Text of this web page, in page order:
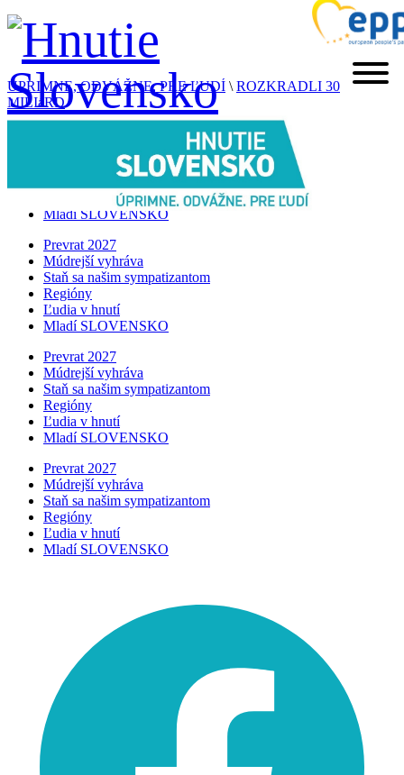
ÚPRIMNE, ODVÁŽNE, PRE ĽUDÍ \ ROZKRADLI 30
MILIáRD
Staň sa našim sympatizantom
Ľudia v hnutí
Mladí SLOVENSKO
Prevrat 2027
Múdrejší vyhráva
Staň sa našim sympatizantom
Regióny
Ľudia v hnutí
Mladí SLOVENSKO
Prevrat 2027
Múdrejší vyhráva
Staň sa našim sympatizantom
Regióny
Ľudia v hnutí
Mladí SLOVENSKO
Prevrat 2027
Múdrejší vyhráva
Staň sa našim sympatizantom
Regióny
Ľudia v hnutí
Mladí SLOVENSKO